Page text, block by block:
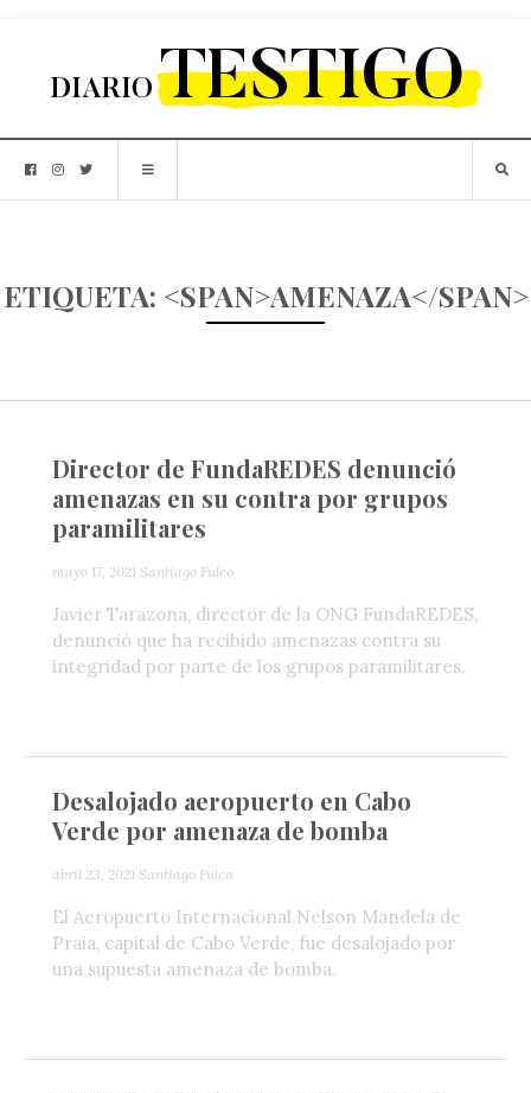
ETIQUETA: <SPAN>AMENAZA</SPAN>
Director de FundaREDES denunció
amenazas en su contra por grupos
paramilitares
mayo 17, 2021 Santiago Fulco
Javier Tarazona, director de la ONG FundaREDES,
denunció que ha recibido amenazas contra su
integridad por parte de los grupos paramilitares.
Desalojado aeropuerto en Cabo
Verde por amenaza de bomba
abril 23, 2021 Santiago Fulco
El Aeropuerto Internacional Nelson Mandela de
Praia, capital de Cabo Verde, fue desalojado por
una supuesta amenaza de bomba.